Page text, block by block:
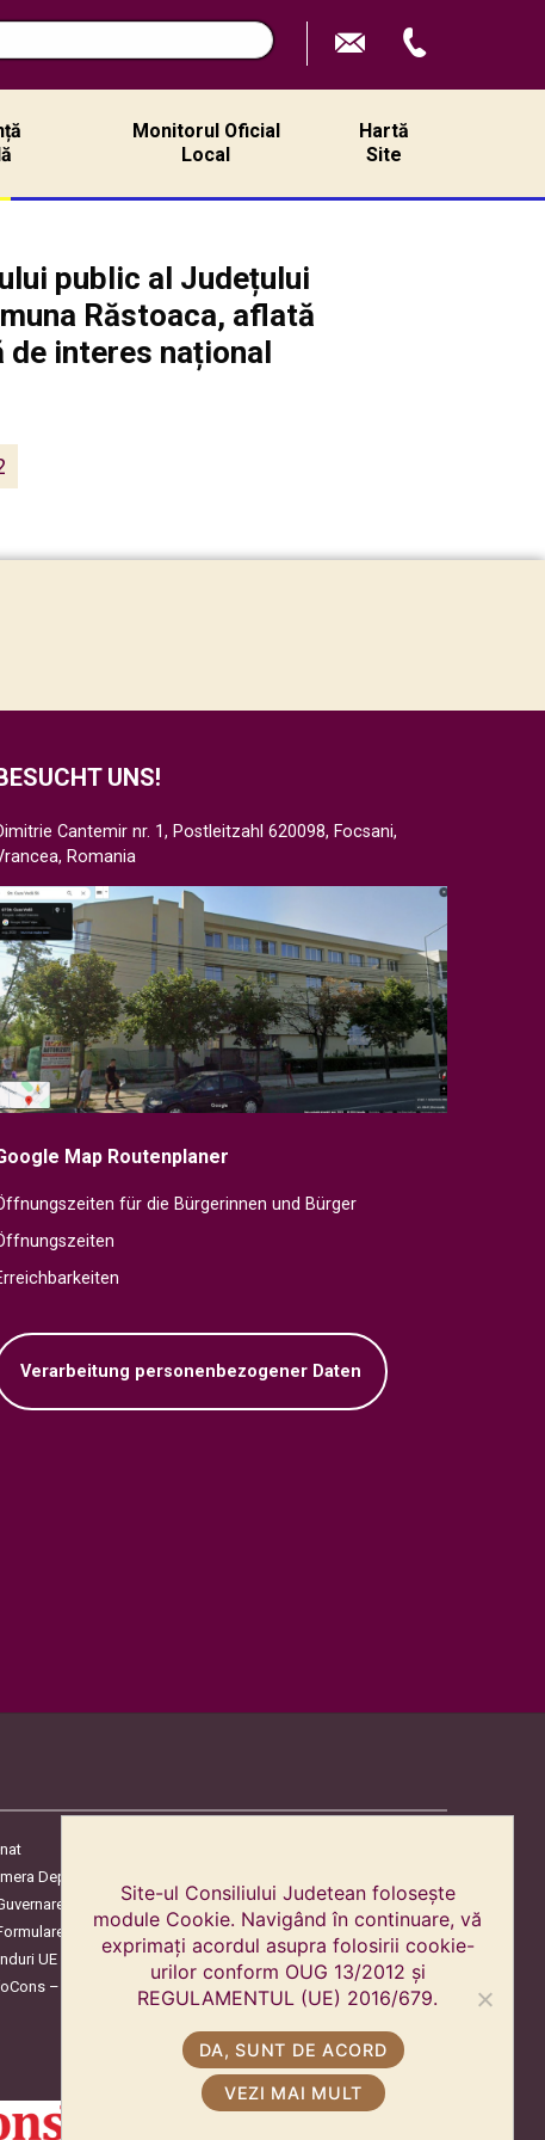
Monitorul Oficial
Local
Hartă
Site
public al Județului
Răstoaca, aflată
interes național
UNS!
Cantemir nr. 1, Postleitzahl 620098, Focsani,
Romania
Map Routenplaner
für die Bürgerinnen und Bürger
Verarbeitung personenbezogener Daten
Deputaților
UE
– Protecția Consumatorilor
Site-ul Consiliului Judetean folosește
module Cookie. Navigând în continuare, vă
exprimați acordul asupra folosirii cookie-
urilor conform OUG 13/2012 și
REGULAMENTUL (UE) 2016/679.
DA, SUNT DE ACORD
VEZI MAI MULT